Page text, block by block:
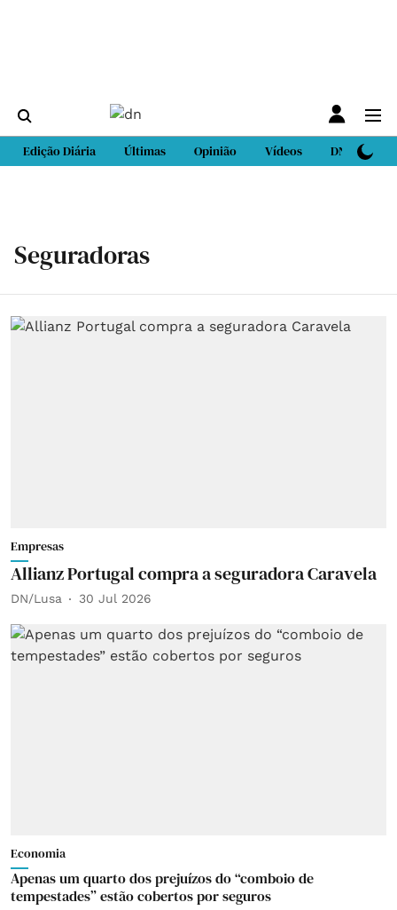
Edição Diária Últimas Opinião Vídeos DN Sport
Seguradoras
Empresas
Allianz Portugal compra a seguradora Caravela
DN/Lusa 30 Jul 2026
Economia
Apenas um quarto dos prejuízos do “comboio de
tempestades” estão cobertos por seguros